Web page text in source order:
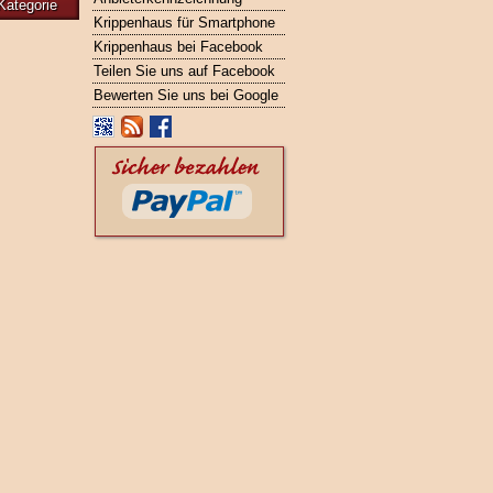
Krippenhaus für Smartphone
Krippenhaus bei Facebook
Teilen Sie uns auf Facebook
Bewerten Sie uns bei Google